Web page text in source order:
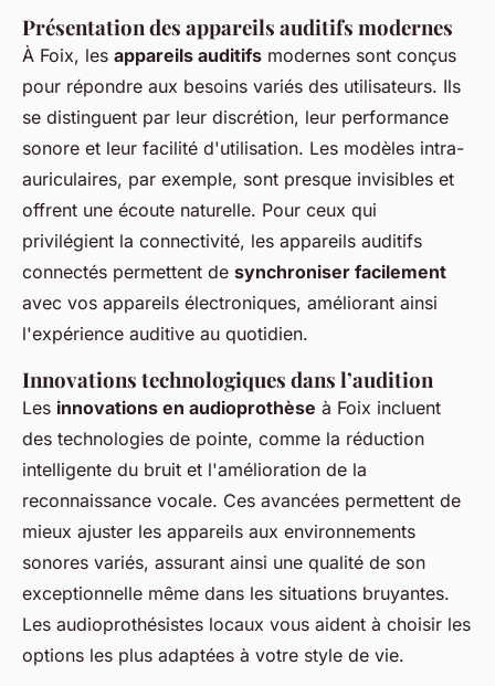
Présentation des appareils auditifs modernes
À Foix, les appareils auditifs modernes sont conçus
pour répondre aux besoins variés des utilisateurs. Ils
se distinguent par leur discrétion, leur performance
sonore et leur facilité d'utilisation. Les modèles intra-
auriculaires, par exemple, sont presque invisibles et
offrent une écoute naturelle. Pour ceux qui
privilégient la connectivité, les appareils auditifs
connectés permettent de synchroniser facilement
avec vos appareils électroniques, améliorant ainsi
l'expérience auditive au quotidien.
Innovations technologiques dans l’audition
Les innovations en audioprothèse à Foix incluent
des technologies de pointe, comme la réduction
intelligente du bruit et l'amélioration de la
reconnaissance vocale. Ces avancées permettent de
mieux ajuster les appareils aux environnements
sonores variés, assurant ainsi une qualité de son
exceptionnelle même dans les situations bruyantes.
Les audioprothésistes locaux vous aident à choisir les
options les plus adaptées à votre style de vie.